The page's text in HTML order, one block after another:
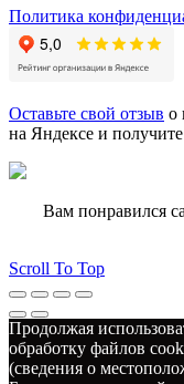
Политика
Оставьте свой отзыв о
на Яндексе и
Вам понравился
Scroll To Top
Продолжая
обработку файлов
(сведения о